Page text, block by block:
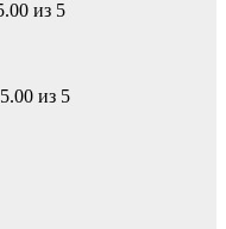
5.00 из 5